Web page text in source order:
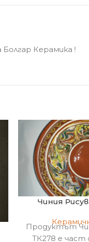
Керамика !
Чиния
Продуктът
ТК278 е